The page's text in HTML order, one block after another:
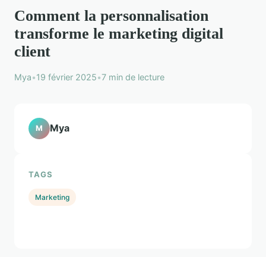
Comment la personnalisation
transforme le marketing digital
client
Mya•19 février 2025•7 min de lecture
M Mya
TAGS
Marketing